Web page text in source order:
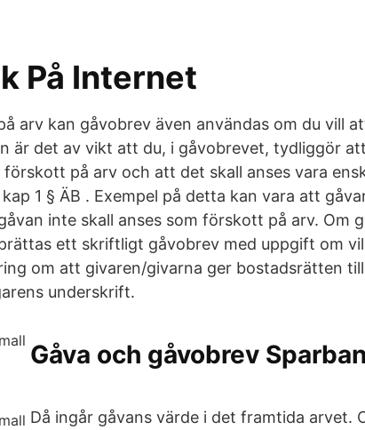
På Internet
arv kan gåvobrev även användas om du vill
är det av vikt att du, i gåvobrevet, tydliggör
på arv och att det skall anses vara
1 § ÄB . Exempel på detta kan vara att
inte skall anses som förskott på arv. Om
ett skriftligt gåvobrev med uppgift om
om att givaren/givarna ger bostadsrätten
underskrift.
Gåva och gåvobrev
Då ingår gåvans värde i det framtida arvet.